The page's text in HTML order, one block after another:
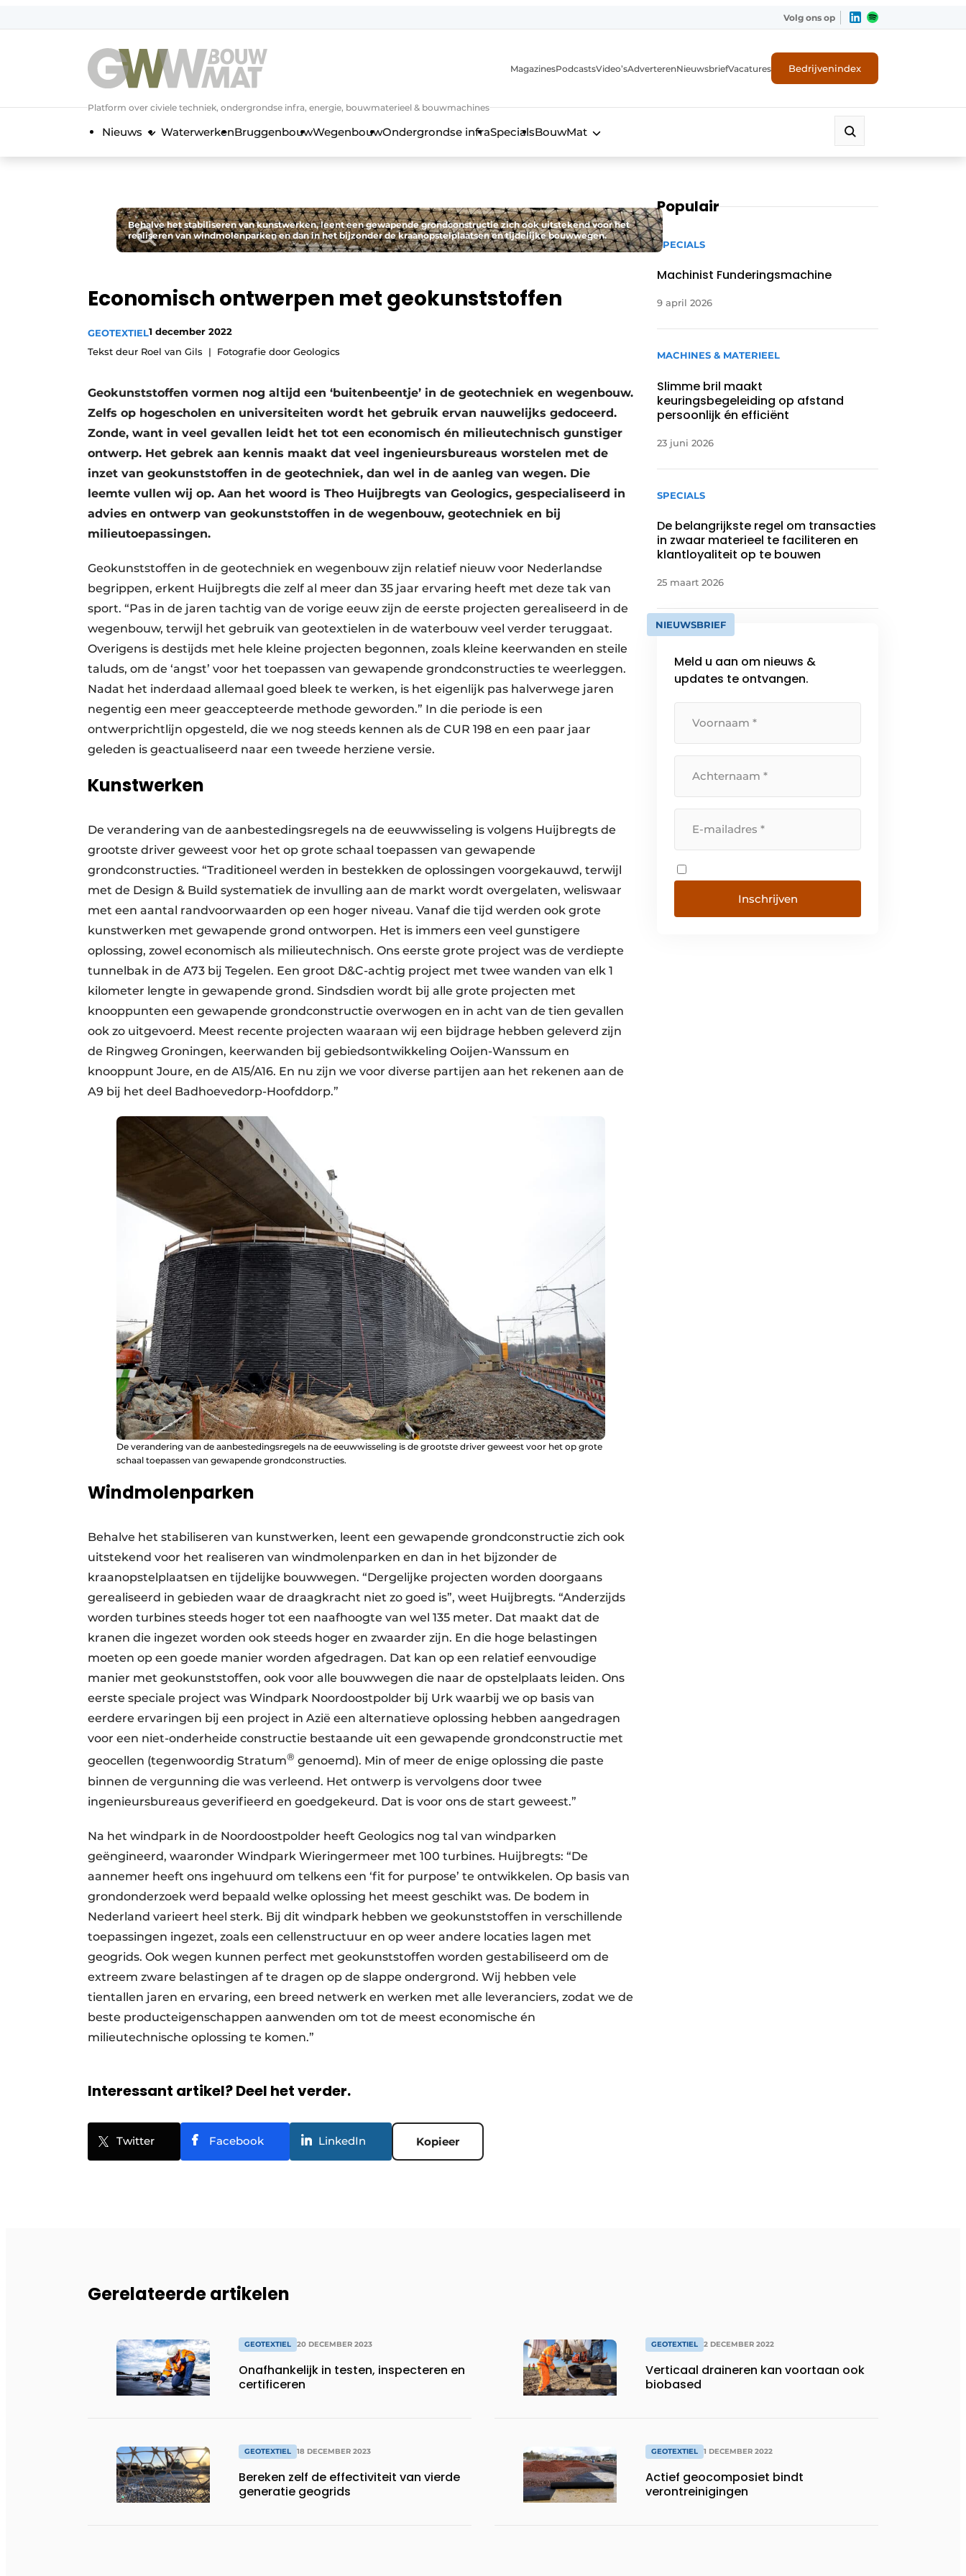
Volg ons op
Platform over civiele techniek, ondergrondse infra, energie, bouwmaterieel & bouwmachines
MagazinesPodcastsVideo’sAdverterenNieuwsbriefVacatures Bedrijvenindex
Nieuws WaterwerkenBruggenbouwWegenbouwOndergrondse infraSpecialsBouwMat
Behalve het stabiliseren van kunstwerken, leent een gewapende grondconstructie zich ook uitstekend voor het
realiseren van windmolenparken en dan in het bijzonder de kraanopstelplaatsen en tijdelijke bouwwegen.
Economisch ontwerpen met geokunststoffen
GEOTEXTIEL1 december 2022
Tekst deur Roel van Gils
Fotografie door Geologics
Geokunststoffen vormen nog altijd een ‘buitenbeentje’ in de geotechniek en wegenbouw.
Zelfs op hogescholen en universiteiten wordt het gebruik ervan nauwelijks gedoceerd.
Zonde, want in veel gevallen leidt het tot een economisch én milieutechnisch gunstiger
ontwerp. Het gebrek aan kennis maakt dat veel ingenieursbureaus worstelen met de
inzet van geokunststoffen in de geotechniek, dan wel in de aanleg van wegen. Die
leemte vullen wij op. Aan het woord is Theo Huijbregts van Geologics, gespecialiseerd in
advies en ontwerp van geokunststoffen in de wegenbouw, geotechniek en bij
milieutoepassingen.
Geokunststoffen in de geotechniek en wegenbouw zijn relatief nieuw voor Nederlandse
begrippen, erkent Huijbregts die zelf al meer dan 35 jaar ervaring heeft met deze tak van
sport. “Pas in de jaren tachtig van de vorige eeuw zijn de eerste projecten gerealiseerd in de
wegenbouw, terwijl het gebruik van geotextielen in de waterbouw veel verder teruggaat.
Overigens is destijds met hele kleine projecten begonnen, zoals kleine keerwanden en steile
taluds, om de ‘angst’ voor het toepassen van gewapende grondconstructies te weerleggen.
Nadat het inderdaad allemaal goed bleek te werken, is het eigenlijk pas halverwege jaren
negentig een meer geaccepteerde methode geworden.” In die periode is een
ontwerprichtlijn opgesteld, die we nog steeds kennen als de CUR 198 en een paar jaar
geleden is geactualiseerd naar een tweede herziene versie.
Kunstwerken
De verandering van de aanbestedingsregels na de eeuwwisseling is volgens Huijbregts de
grootste driver geweest voor het op grote schaal toepassen van gewapende
grondconstructies. “Traditioneel werden in bestekken de oplossingen voorgekauwd, terwijl
met de Design & Build systematiek de invulling aan de markt wordt overgelaten, weliswaar
met een aantal randvoorwaarden op een hoger niveau. Vanaf die tijd werden ook grote
kunstwerken met gewapende grond ontworpen. Het is immers een veel gunstigere
oplossing, zowel economisch als milieutechnisch. Ons eerste grote project was de verdiepte
tunnelbak in de A73 bij Tegelen. Een groot D&C-achtig project met twee wanden van elk 1
kilometer lengte in gewapende grond. Sindsdien wordt bij alle grote projecten met
knooppunten een gewapende grondconstructie overwogen en in acht van de tien gevallen
ook zo uitgevoerd. Meest recente projecten waaraan wij een bijdrage hebben geleverd zijn
de Ringweg Groningen, keerwanden bij gebiedsontwikkeling Ooijen-Wanssum en
knooppunt Joure, en de A15/A16. En nu zijn we voor diverse partijen aan het rekenen aan de
A9 bij het deel Badhoevedorp-Hoofddorp.”
De verandering van de aanbestedingsregels na de eeuwwisseling is de grootste driver geweest voor het op grote
schaal toepassen van gewapende grondconstructies.
Windmolenparken
Behalve het stabiliseren van kunstwerken, leent een gewapende grondconstructie zich ook
uitstekend voor het realiseren van windmolenparken en dan in het bijzonder de
kraanopstelplaatsen en tijdelijke bouwwegen. “Dergelijke projecten worden doorgaans
gerealiseerd in gebieden waar de draagkracht niet zo goed is”, weet Huijbregts. “Anderzijds
worden turbines steeds hoger tot een naafhoogte van wel 135 meter. Dat maakt dat de
kranen die ingezet worden ook steeds hoger en zwaarder zijn. En die hoge belastingen
moeten op een goede manier worden afgedragen. Dat kan op een relatief eenvoudige
manier met geokunststoffen, ook voor alle bouwwegen die naar de opstelplaats leiden. Ons
eerste speciale project was Windpark Noordoostpolder bij Urk waarbij we op basis van
eerdere ervaringen bij een project in Azië een alternatieve oplossing hebben aangedragen
voor een niet-onderheide constructie bestaande uit een gewapende grondconstructie met
geocellen (tegenwoordig Stratum® genoemd). Min of meer de enige oplossing die paste
binnen de vergunning die was verleend. Het ontwerp is vervolgens door twee
ingenieursbureaus geverifieerd en goedgekeurd. Dat is voor ons de start geweest.”
Na het windpark in de Noordoostpolder heeft Geologics nog tal van windparken
geëngineerd, waaronder Windpark Wieringermeer met 100 turbines. Huijbregts: “De
aannemer heeft ons ingehuurd om telkens een ‘fit for purpose’ te ontwikkelen. Op basis van
grondonderzoek werd bepaald welke oplossing het meest geschikt was. De bodem in
Nederland varieert heel sterk. Bij dit windpark hebben we geokunststoffen in verschillende
toepassingen ingezet, zoals een cellenstructuur en op weer andere locaties lagen met
geogrids. Ook wegen kunnen perfect met geokunststoffen worden gestabiliseerd om de
extreem zware belastingen af te dragen op de slappe ondergrond. Wij hebben vele
tientallen jaren en ervaring, een breed netwerk en werken met alle leveranciers, zodat we de
beste producteigenschappen aanwenden om tot de meest economische én
milieutechnische oplossing te komen.”
Interessant artikel? Deel het verder.
Twitter Facebook LinkedIn Kopieer
Populair
SPECIALS
Machinist Funderingsmachine
9 april 2026
MACHINES & MATERIEEL
Slimme bril maakt
keuringsbegeleiding op afstand
persoonlijk én efficiënt
23 juni 2026
SPECIALS
De belangrijkste regel om transacties
in zwaar materieel te faciliteren en
klantloyaliteit op te bouwen
25 maart 2026
NIEUWSBRIEF
Meld u aan om nieuws &
updates te ontvangen.
Inschrijven
Gerelateerde artikelen
GEOTEXTIEL 20 DECEMBER 2023
Onafhankelijk in testen, inspecteren en
certificeren
GEOTEXTIEL 18 DECEMBER 2023
Bereken zelf de effectiviteit van vierde
generatie geogrids
GEOTEXTIEL 2 DECEMBER 2022
Verticaal draineren kan voortaan ook
biobased
GEOTEXTIEL 1 DECEMBER 2022
Actief geocomposiet bindt
verontreinigingen